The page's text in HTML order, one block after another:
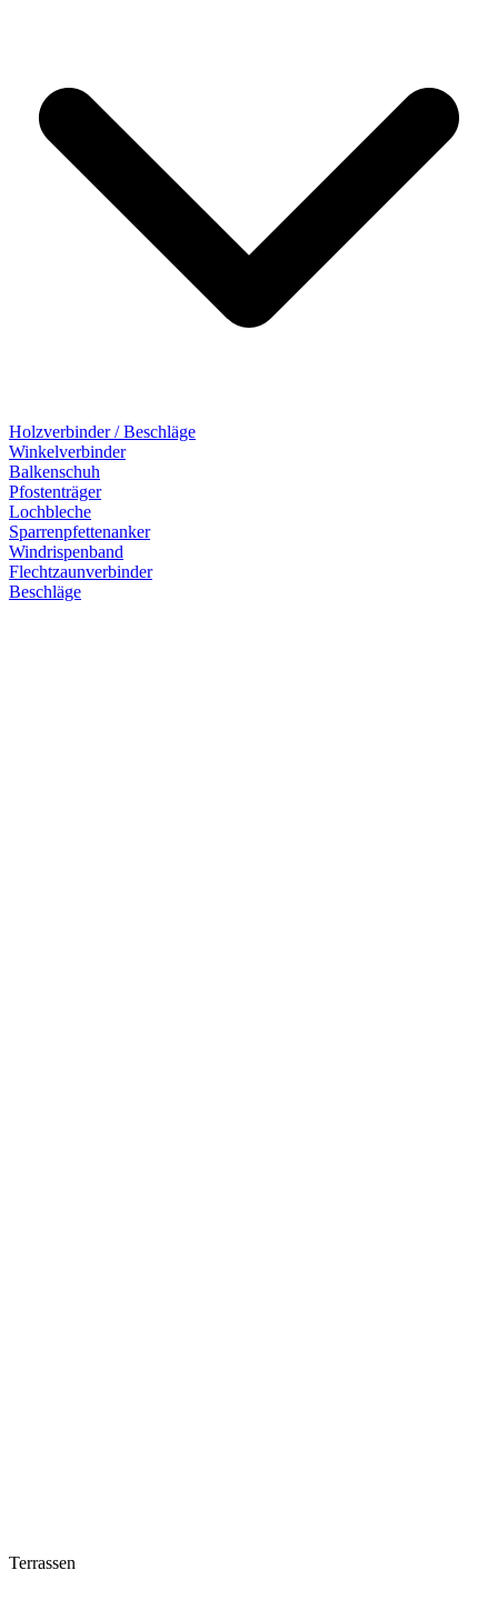
Holzverbinder / Beschläge
Winkelverbinder
Balkenschuh
Pfostenträger
Lochbleche
Sparrenpfettenanker
Windrispenband
Flechtzaunverbinder
Beschläge
Terrassen